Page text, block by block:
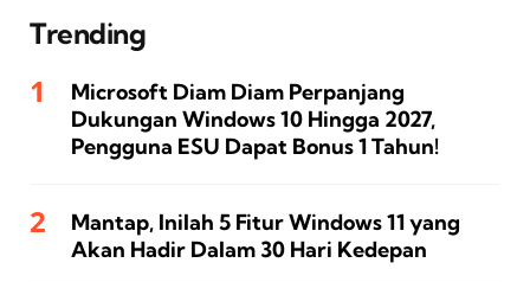
Trending
Microsoft Diam Diam Perpanjang
Dukungan Windows 10 Hingga 2027,
Pengguna ESU Dapat Bonus 1 Tahun!
Mantap, Inilah 5 Fitur Windows 11 yang
Akan Hadir Dalam 30 Hari Kedepan